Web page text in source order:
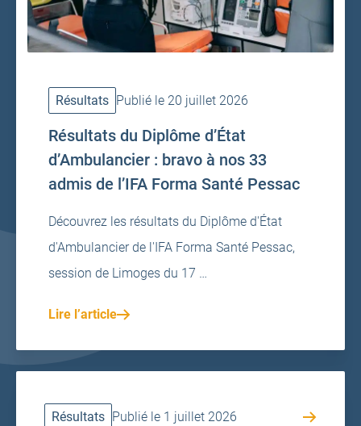
Résultats Publié le 20 juillet 2026
Résultats du Diplôme d’État
d’Ambulancier : bravo à nos 33
admis de l’IFA Forma Santé Pessac
Découvrez les résultats du Diplôme d'État
d'Ambulancier de l'IFA Forma Santé Pessac,
session de Limoges du 17 …
Lire l’article
Résultats Publié le 1 juillet 2026